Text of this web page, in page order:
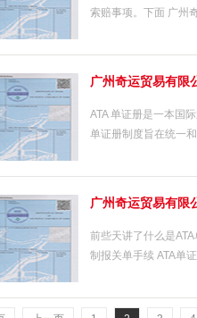
索赔事项。下面 广州
广州奇运贸易有限
ATA 单证册是一本国
单证册制度旨在统一
广州奇运贸易有限
前些天讲了什么是
制报关单手续 ATA单